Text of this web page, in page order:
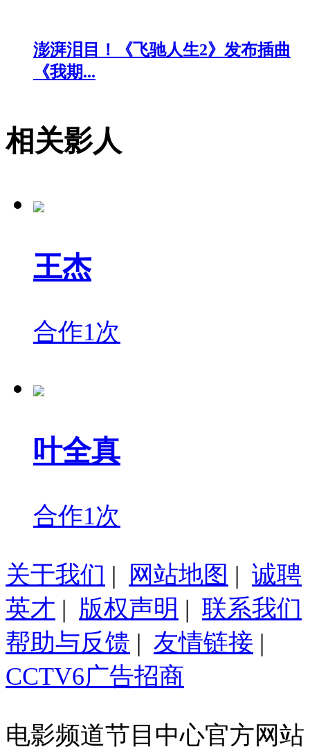
澎湃泪目！《飞驰人生2》发布插曲
《我期...
相关影人
王杰
合作1次
叶全真
合作1次
关于我们 | 网站地图 | 诚聘
英才 | 版权声明 | 联系我们
帮助与反馈 | 友情链接 |
CCTV6广告招商
电影频道节目中心官方网站